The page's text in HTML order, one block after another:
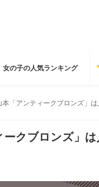
女の子の人気ランキング
本「アンティークブロンズ」
ークブロンズ」